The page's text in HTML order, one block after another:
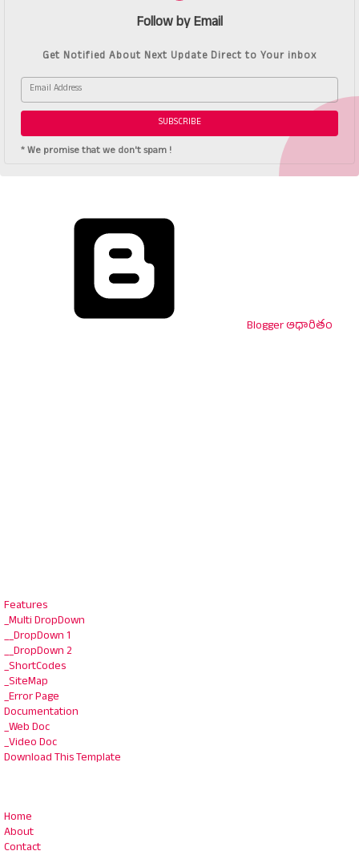
Follow by Email
Get Notified About Next Update Direct to Your inbox
* We promise that we don't spam !
Blogger ఆధారితం
Features
_Multi DropDown
__DropDown 1
__DropDown 2
_ShortCodes
_SiteMap
_Error Page
Documentation
_Web Doc
_Video Doc
Download This Template
Home
About
Contact